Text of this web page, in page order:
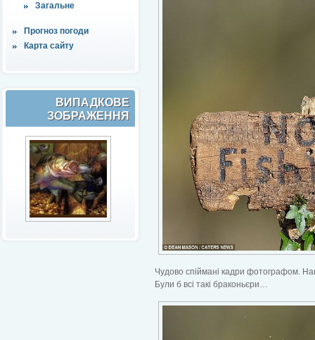
Загальне
Прогноз погоди
Карта сайту
ВИПАДКОВЕ
ЗОБРАЖЕННЯ
Чудово спіймані кадри фотографом.
Були б всі такі браконьєри…